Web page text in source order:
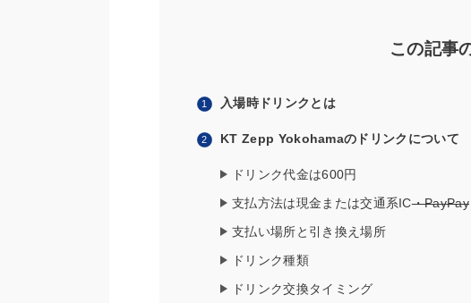
この記事
入場時ドリンクとは
KT Zepp Yokohamaのドリンクについて
ドリンク代金は600円
支払方法は現金または交通系IC・PayPay
支払い場所と引き換え場所
ドリンク種類
ドリンク交換タイミング